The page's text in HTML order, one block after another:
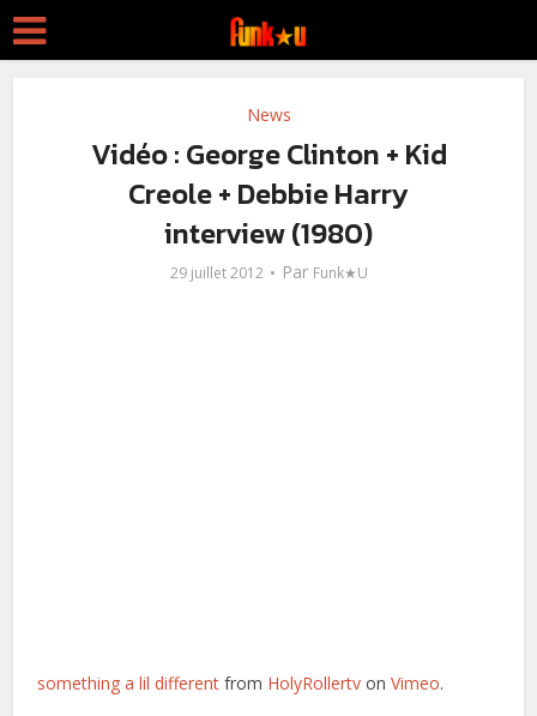
News
Vidéo : George Clinton + Kid
Creole + Debbie Harry
interview (1980)
29 juillet 2012 Par Funk★U
something a lil different from HolyRollertv onVimeo.